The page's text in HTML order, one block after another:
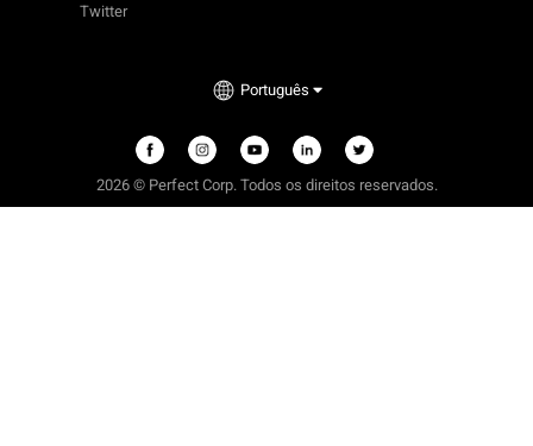
Twitter
Português
2026 © Perfect Corp. Todos os direitos reservados.